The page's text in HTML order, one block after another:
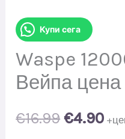
Купи сега
Waspe
Вейпа цена
€16.99 Original
€4.90